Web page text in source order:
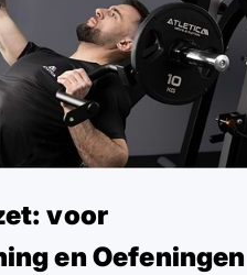
voor
en Oefeningen